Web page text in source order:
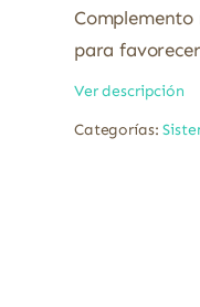
Complemento
para
Ver descripción
Categorías: